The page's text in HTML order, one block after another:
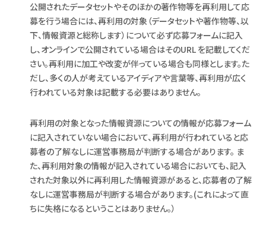
公開されたデータセットやそのほかの著作物等を再利用して応
募を行う場合には、再利用の対象（データセットや著作物等、以
下、情報資源と総称します）について必ず応募フォームに記入
し、オンラインで公開されている場合はそのURL を記載してくだ
さい。再利用に加工や改変が伴っている場合も同様とします。た
だし、多くの人が考えているアイディアや言葉等、再利用が広く
行われている対象は記載する必要はありません。
再利用の対象となった情報資源についての情報が応募フォーム
に記入されていない場合において、再利用が行われていると応
募者の了解なしに運営事務局が判断する場合があります。 ま
た、再利用対象の情報が記入されている場合においても、記入
された対象以外に再利用した情報資源があると、応募者の了解
なしに運営事務局が判断する場合があります。(これによって直
ちに失格になるということはありません。）